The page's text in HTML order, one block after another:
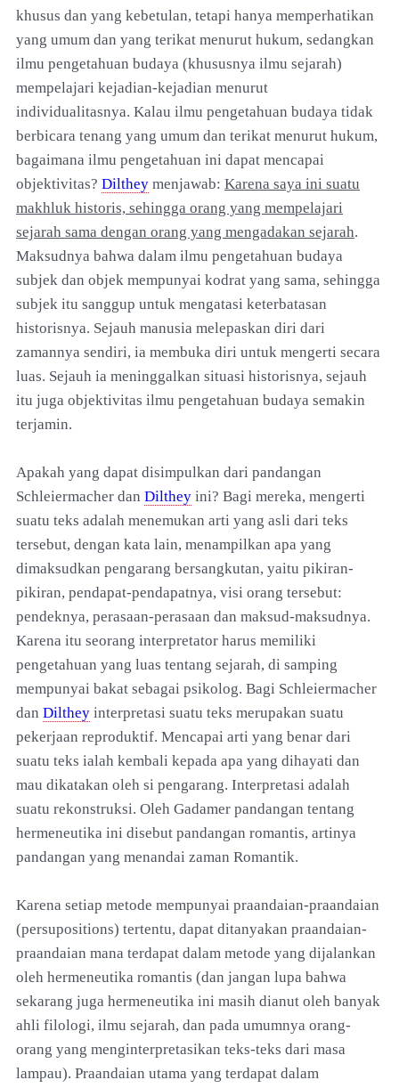
khusus dan yang kebetulan, tetapi hanya memperhatikan
yang umum dan yang terikat menurut hukum, sedangkan
ilmu pengetahuan budaya (khususnya ilmu sejarah)
mempelajari kejadian-kejadian menurut
individualitasnya. Kalau ilmu pengetahuan budaya tidak
berbicara tenang yang umum dan terikat menurut hukum,
bagaimana ilmu pengetahuan ini dapat mencapai
objektivitas? Dilthey menjawab: Karena saya ini suatu
makhluk historis, sehingga orang yang mempelajari
sejarah sama dengan orang yang mengadakan sejarah.
Maksudnya bahwa dalam ilmu pengetahuan budaya
subjek dan objek mempunyai kodrat yang sama, sehingga
subjek itu sanggup untuk mengatasi keterbatasan
historisnya. Sejauh manusia melepaskan diri dari
zamannya sendiri, ia membuka diri untuk mengerti secara
luas. Sejauh ia meninggalkan situasi historisnya, sejauh
itu juga objektivitas ilmu pengetahuan budaya semakin
terjamin.
Apakah yang dapat disimpulkan dari pandangan
Schleiermacher dan Dilthey ini? Bagi mereka, mengerti
suatu teks adalah menemukan arti yang asli dari teks
tersebut, dengan kata lain, menampilkan apa yang
dimaksudkan pengarang bersangkutan, yaitu pikiran-
pikiran, pendapat-pendapatnya, visi orang tersebut:
pendeknya, perasaan-perasaan dan maksud-maksudnya.
Karena itu seorang interpretator harus memiliki
pengetahuan yang luas tentang sejarah, di samping
mempunyai bakat sebagai psikolog. Bagi Schleiermacher
dan Dilthey interpretasi suatu teks merupakan suatu
pekerjaan reproduktif. Mencapai arti yang benar dari
suatu teks ialah kembali kepada apa yang dihayati dan
mau dikatakan oleh si pengarang. Interpretasi adalah
suatu rekonstruksi. Oleh Gadamer pandangan tentang
hermeneutika ini disebut pandangan romantis, artinya
pandangan yang menandai zaman Romantik.
Karena setiap metode mempunyai praandaian-praandaian
(persupositions) tertentu, dapat ditanyakan praandaian-
praandaian mana terdapat dalam metode yang dijalankan
oleh hermeneutika romantis (dan jangan lupa bahwa
sekarang juga hermeneutika ini masih dianut oleh banyak
ahli filologi, ilmu sejarah, dan pada umumnya orang-
orang yang menginterpretasikan teks-teks dari masa
lampau). Praandaian utama yang terdapat dalam